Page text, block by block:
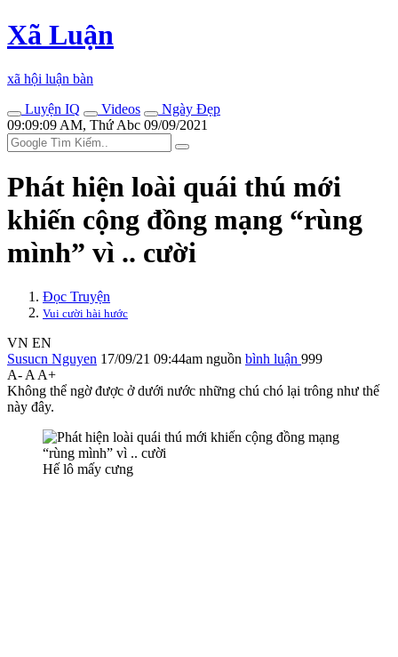
Xã Luận
xã hội luận bàn
Luyện IQ
Videos
Ngày Đẹp
09:09:09 AM, Thứ Abc 09/09/2021
Phát hiện loài quái thú mới
khiến cộng đồng mạng “rùng
mình” vì .. cười
Đọc Truyện
Vui cười hài hước
VN EN
Susucn Nguyen 17/09/21 09:44am nguồn bình luận 999
A- A A+
Không thể ngờ được ở dưới nước những chú chó lại trông như thế
này đây.
Hế lô mấy cưng